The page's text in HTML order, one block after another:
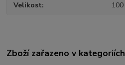
Velikost 100
Zboží zařazeno v kategoriích